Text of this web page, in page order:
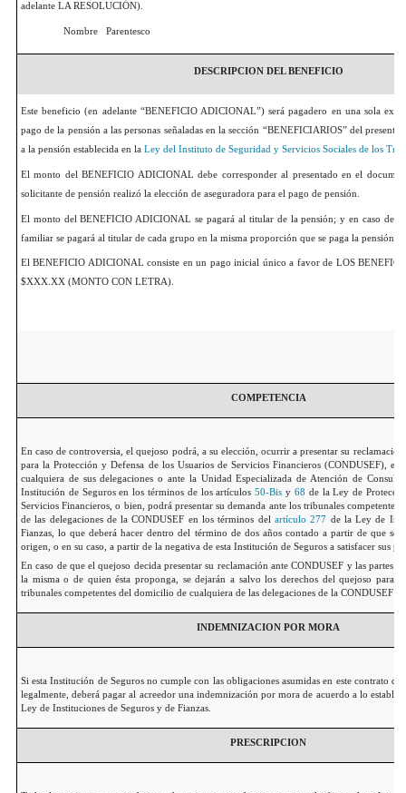
adelante LA RESOLUCIÓN).
Nombre Parentesco
DESCRIPCION DEL BENEFICIO
Este beneficio (en adelante “BENEFICIO ADICIONAL”) será pagadero en una sola
pago de la pensión a las personas señaladas en la sección “BENEFICIARIOS” del presente
a la pensión establecida en la Ley del Instituto de Seguridad y Servicios Sociales de los
El monto del BENEFICIO ADICIONAL debe corresponder al presentado en el
solicitante de pensión realizó la elección de aseguradora para el pago de pensión.
El monto del BENEFICIO ADICIONAL se pagará al titular de la pensión; y en caso de
familiar se pagará al titular de cada grupo en la misma proporción que se paga la pensión
El BENEFICIO ADICIONAL consiste en un pago inicial único a favor de LOS
$XXX.XX (MONTO CON LETRA).
COMPETENCIA
En caso de controversia, el quejoso podrá, a su elección, ocurrir a presentar su
para la Protección y Defensa de los Usuarios de Servicios Financieros (CONDUSEF), en
cualquiera de sus delegaciones o ante la Unidad Especializada de Atención de
Institución de Seguros en los términos de los artículos50-Bis y 68 de la Ley de
Servicios Financieros, o bien, podrá presentar su demanda ante los tribunales
de las delegaciones de la CONDUSEF en los términos del artículo 277 de la Ley de
Fianzas, lo que deberá hacer dentro del término de dos años contado a partir de que se
origen, o en su caso, a partir de la negativa de esta Institución de Seguros a satisfacer sus
En caso de que el quejoso decida presentar su reclamación ante CONDUSEF y las partes
la misma o de quien ésta proponga, se dejarán a salvo los derechos del quejoso para
tribunales competentes del domicilio de cualquiera de las delegaciones de la CONDUSEF
INDEMNIZACION POR MORA
Si esta Institución de Seguros no cumple con las obligaciones asumidas en este contrato de
legalmente, deberá pagar al acreedor una indemnización por mora de acuerdo a lo
Ley de Instituciones de Seguros y de Fianzas.
PRESCRIPCION